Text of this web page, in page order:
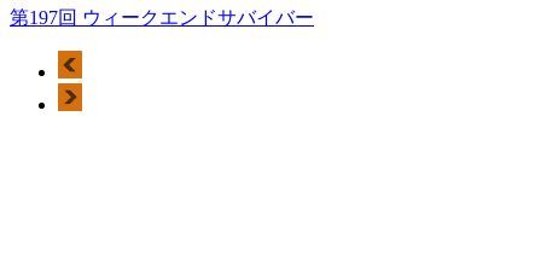
第197回 ウィークエンドサバイバー